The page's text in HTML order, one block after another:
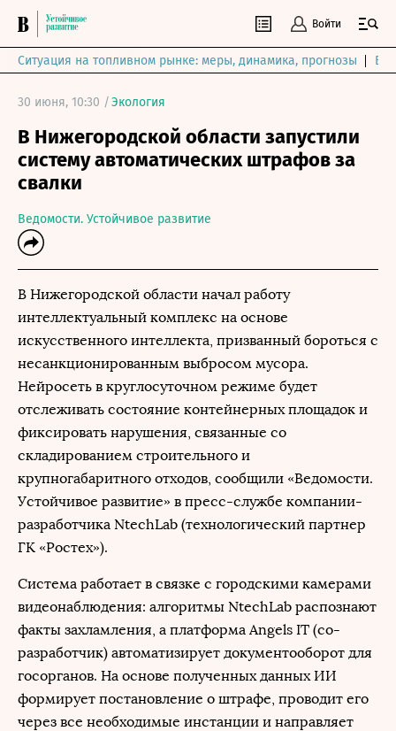
Войти
Ситуация на топливном рынке: меры, динамика, прогнозы
30 июня, 10:30 /Экология
В Нижегородской области запустили
систему автоматических штрафов за
свалки
Ведомости. Устойчивое развитие
В Нижегородской области начал работу
интеллектуальный комплекс на основе
искусственного интеллекта, призванный бороться с
несанкционированным выбросом мусора.
Нейросеть в круглосуточном режиме будет
отслеживать состояние контейнерных площадок и
фиксировать нарушения, связанные со
складированием строительного и
крупногабаритного отходов, сообщили «Ведомости.
Устойчивое развитие» в пресс-службе компании-
разработчика NtechLab (технологический партнер
ГК «Ростех»).
Система работает в связке с городскими камерами
видеонаблюдения: алгоритмы NtechLab распознают
факты захламления, а платформа Angels IT (со-
разработчик) автоматизирует документооборот для
госорганов. На основе полученных данных ИИ
формирует постановление о штрафе, проводит его
через все необходимые инстанции и направляет